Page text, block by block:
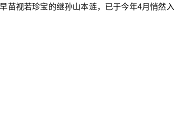
视若珍宝的继孙山本涟，已于今年4月悄然